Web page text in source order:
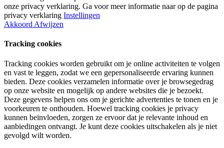
onze privacy verklaring. Ga voor meer informatie naar op de pagina
privacy verklaring Instellingen
Akkoord Afwijzen
Tracking cookies
Tracking cookies worden gebruikt om je online activiteiten te volgen
en vast te leggen, zodat we een gepersonaliseerde ervaring kunnen
bieden. Deze cookies verzamelen informatie over je browsegedrag
op onze website en mogelijk op andere websites die je bezoekt.
Deze gegevens helpen ons om je gerichte advertenties te tonen en je
voorkeuren te onthouden. Hoewel tracking cookies je privacy
kunnen beïnvloeden, zorgen ze ervoor dat je relevante inhoud en
aanbiedingen ontvangt. Je kunt deze cookies uitschakelen als je niet
gevolgd wilt worden.